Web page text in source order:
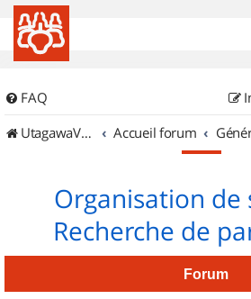
FAQ
UtagawaVTT (Randos VTT et VTTAE avec traces GPS)
Accueil forum
Organisation de
Recherche de
Forum